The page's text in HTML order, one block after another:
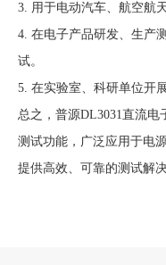
3. 用于电动汽车、航空航
4. 在电子产品研发、生产
试。
5. 在实验室、科研单位开
总之，普源DL3031直流电
测试功能，广泛应用于电
提供高效、可靠的测试解决